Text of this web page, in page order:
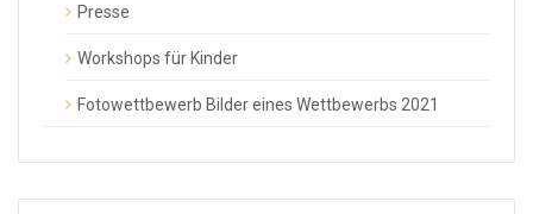
Presse
Workshops für Kinder
Fotowettbewerb Bilder eines Wettbewerbs 2021